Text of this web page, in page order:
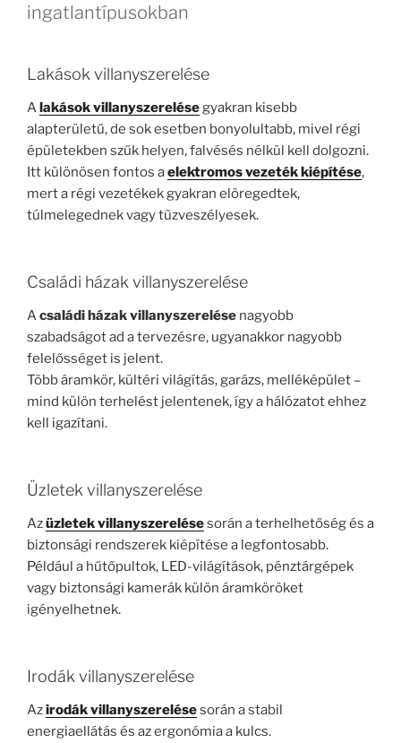
ingatlantípusokban
Lakások villanyszerelése
A lakások villanyszerelésegyakran kisebb
alapterületű, de sok esetben bonyolultabb, mivel régi
épületekben szűk helyen, falvésés nélkül kell dolgozni.
Itt különösen fontos aelektromos vezeték kiépítése,
mert a régi vezetékek gyakran elöregedtek,
túlmelegednek vagy tűzveszélyesek.
Családi házak villanyszerelése
Acsaládi házak villanyszerelése nagyobb
szabadságot ad a tervezésre, ugyanakkor nagyobb
felelősséget is jelent.
Több áramkör, kültéri világítás, garázs, melléképület –
mind külön terhelést jelentenek, így a hálózatot ehhez
kell igazítani.
Üzletek villanyszerelése
Azüzletek villanyszerelésesorán a terhelhetőség és a
biztonsági rendszerek kiépítése a legfontosabb.
Például a hűtőpultok, LED-világítások, pénztárgépek
vagy biztonsági kamerák külön áramköröket
igényelhetnek.
Irodák villanyszerelése
Azirodák villanyszerelésesorán a stabil
energiaellátás és az ergonómia a kulcs.